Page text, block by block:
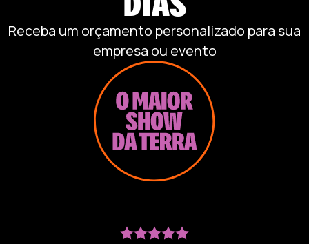
Receba um orçamento personalizado para sua
empresa ou evento